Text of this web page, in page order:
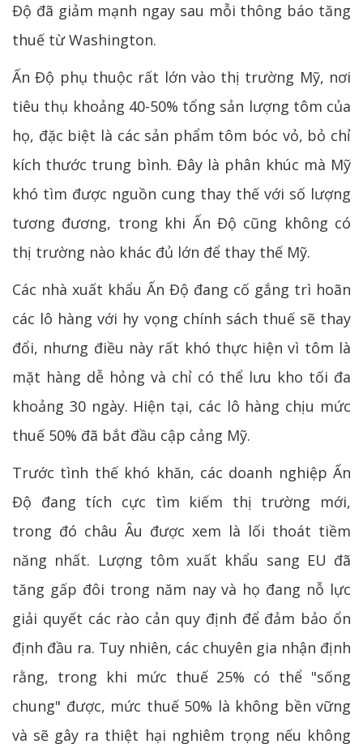
Độ đã giảm mạnh ngay sau mỗi thông báo tăng
thuế từ Washington.
Ấn Độ phụ thuộc rất lớn vào thị trường Mỹ, nơi
tiêu thụ khoảng 40-50% tổng sản lượng tôm của
họ, đặc biệt là các sản phẩm tôm bóc vỏ, bỏ chỉ
kích thước trung bình. Đây là phân khúc mà Mỹ
khó tìm được nguồn cung thay thế với số lượng
tương đương, trong khi Ấn Độ cũng không có
thị trường nào khác đủ lớn để thay thế Mỹ.
Các nhà xuất khẩu Ấn Độ đang cố gắng trì hoãn
các lô hàng với hy vọng chính sách thuế sẽ thay
đổi, nhưng điều này rất khó thực hiện vì tôm là
mặt hàng dễ hỏng và chỉ có thể lưu kho tối đa
khoảng 30 ngày. Hiện tại, các lô hàng chịu mức
thuế 50% đã bắt đầu cập cảng Mỹ.
Trước tình thế khó khăn, các doanh nghiệp Ấn
Độ đang tích cực tìm kiếm thị trường mới,
trong đó châu Âu được xem là lối thoát tiềm
năng nhất. Lượng tôm xuất khẩu sang EU đã
tăng gấp đôi trong năm nay và họ đang nỗ lực
giải quyết các rào cản quy định để đảm bảo ổn
định đầu ra. Tuy nhiên, các chuyên gia nhận định
rằng, trong khi mức thuế 25% có thể "sống
chung" được, mức thuế 50% là không bền vững
và sẽ gây ra thiệt hại nghiêm trọng nếu không